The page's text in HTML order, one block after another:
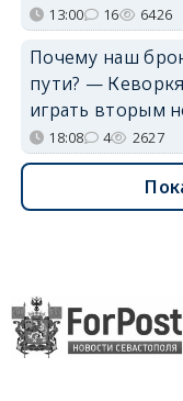
13:00 16 6426
Почему наш
пути? —
играть вторым
18:08 4 2627